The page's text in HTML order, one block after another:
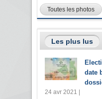
Toutes les photos
Les plus lus
date
24 avr 2021 |